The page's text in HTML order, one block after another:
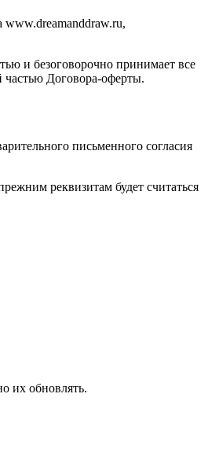
и безоговорочно принимает все
частью Договора-оферты.
письменного согласия
реквизитам будет считаться
их обновлять.